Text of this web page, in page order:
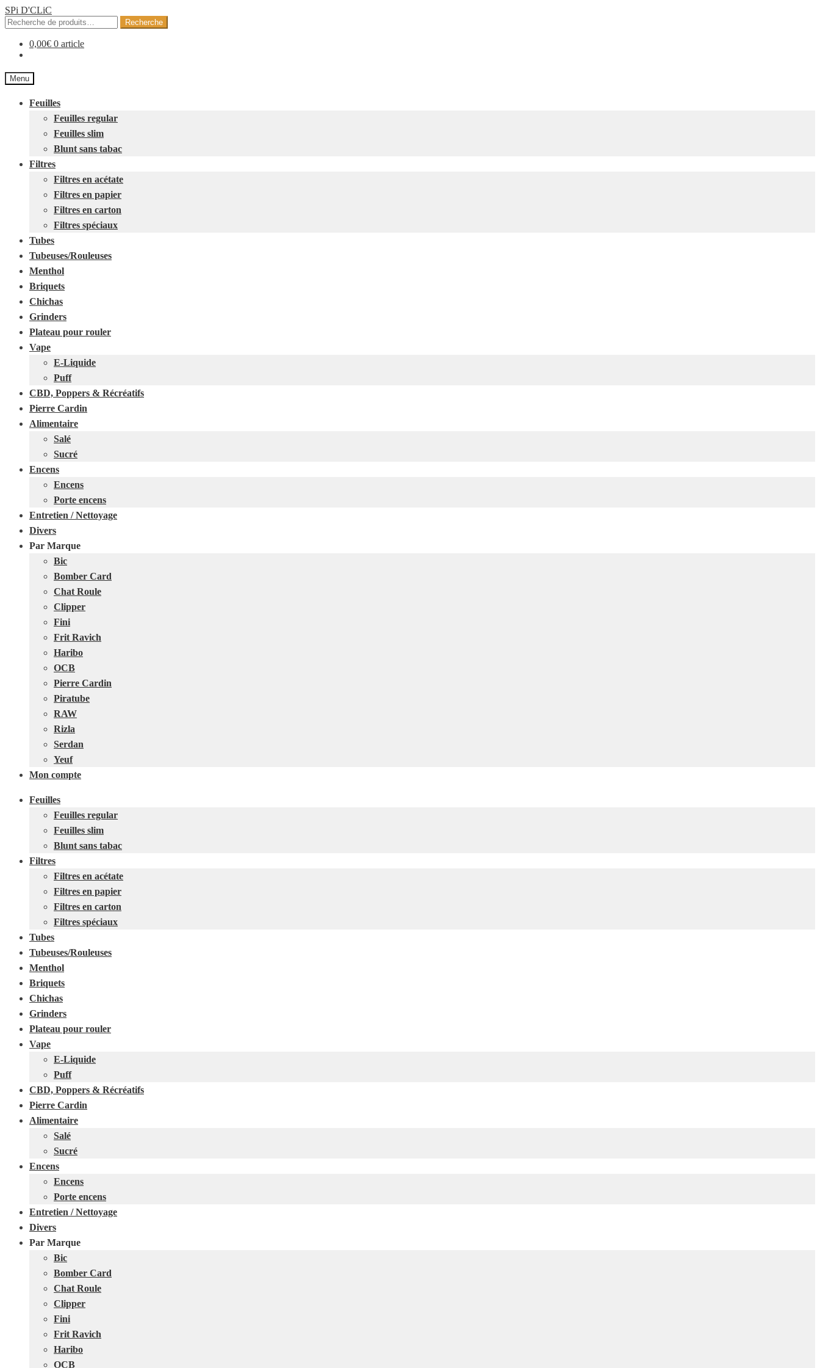
SPi D'CLiC
Recherche
pour :
Recherche
0,00€ 0 article
Menu
Feuilles
Feuilles regular
Feuilles slim
Blunt sans tabac
Filtres
Filtres en acétate
Filtres en papier
Filtres en carton
Filtres spéciaux
Tubes
Tubeuses/Rouleuses
Menthol
Briquets
Chichas
Grinders
Plateau pour rouler
Vape
E-Liquide
Puff
CBD, Poppers & Récréatifs
Pierre Cardin
Alimentaire
Salé
Sucré
Encens
Encens
Porte encens
Entretien / Nettoyage
Divers
Par Marque
Bic
Bomber Card
Chat Roule
Clipper
Fini
Frit Ravich
Haribo
OCB
Pierre Cardin
Piratube
RAW
Rizla
Serdan
Yeuf
Mon compte
Feuilles
Feuilles regular
Feuilles slim
Blunt sans tabac
Filtres
Filtres en acétate
Filtres en papier
Filtres en carton
Filtres spéciaux
Tubes
Tubeuses/Rouleuses
Menthol
Briquets
Chichas
Grinders
Plateau pour rouler
Vape
E-Liquide
Puff
CBD, Poppers & Récréatifs
Pierre Cardin
Alimentaire
Salé
Sucré
Encens
Encens
Porte encens
Entretien / Nettoyage
Divers
Par Marque
Bic
Bomber Card
Chat Roule
Clipper
Fini
Frit Ravich
Haribo
OCB